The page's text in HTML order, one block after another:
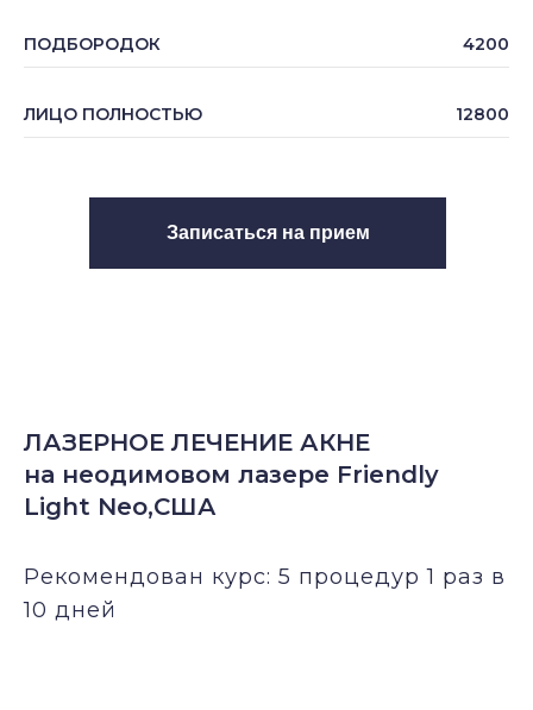
ПОДБОРОДОК 4200
ЛИЦО ПОЛНОСТЬЮ 12800
Записаться на прием
ЛАЗЕРНОЕ ЛЕЧЕНИЕ АКНЕ
на неодимовом лазере Friendly
Light Neo,США
Рекомендован курс: 5 процедур 1 раз в
10 дней